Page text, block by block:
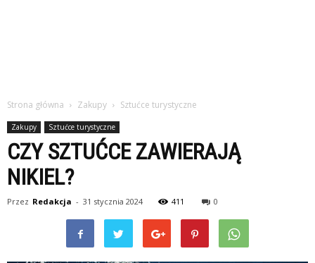
Strona główna Zakupy Sztućce turystyczne
Zakupy Sztućce turystyczne
CZY SZTUĆCE ZAWIERAJĄ
NIKIEL?
Przez Redakcja - 31 stycznia 2024 411 0